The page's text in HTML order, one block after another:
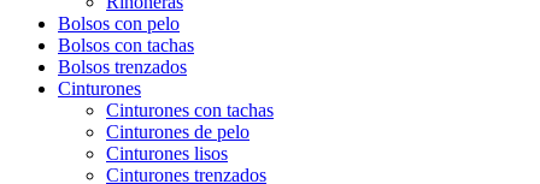
Bolsos con pelo
Bolsos con tachas
Bolsos trenzados
Cinturones
Cinturones con tachas
Cinturones de pelo
Cinturones lisos
Cinturones trenzados